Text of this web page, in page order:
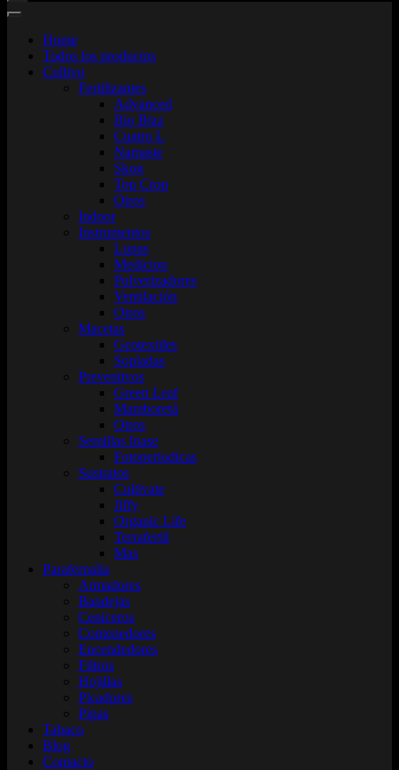
Home
Todos los productos
Cultivo
Fertilizantes
Advanced
Bio Bizz
Cuatro L
Namaste
Skog
Top Crop
Otros
Indoor
Instrumentos
Lupas
Medicion
Pulverizadores
Ventilación
Otros
Macetas
Geotextiles
Sopladas
Preventivos
Green Leaf
Mamboretá
Otros
Semillas Inase
Fotoperiodicas
Sustratos
Cultivate
Jiffy
Organic Life
Terrafertil
Mas
Parafernalia
Armadores
Bandejas
Ceniceros
Contenedores
Encendedores
Filtros
Hojillas
Picadores
Pipas
Tabaco
Blog
Contacto